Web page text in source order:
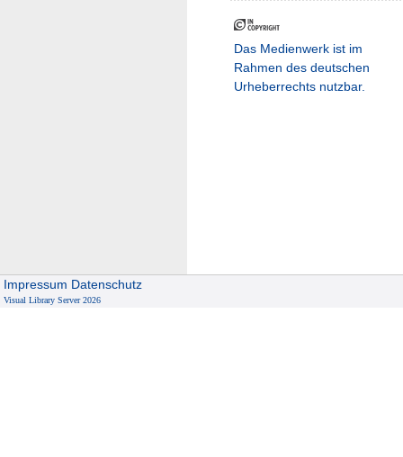
Das Medienwerk ist im
Rahmen des deutschen
Urheberrechts nutzbar.
Impressum Datenschutz
Visual Library Server 2026